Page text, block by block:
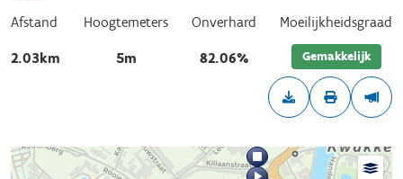
Afstand
2.03km
Hoogtemeters
5m
Onverhard
82.06%
Moeilijkheidsgraad
Gemakkelijk